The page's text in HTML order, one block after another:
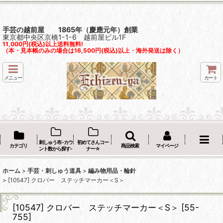
手芸の越前屋 1865年（慶應元年）創業
東京都中央区京橋1-1-6 越前屋ビル1F
11,000円(税込)以上送料無料!
（本・見本帳のみの場合は16,500円(税込)以上・海外発送は除く）
メニュー カート
カテゴリ
刺しゅう布 -カウ
ント数から探す-
初めてさんコー
ナー☆
商品検索 マイページ
ホーム > 手芸・刺しゅう道具 > 編み物用品・輪針
> [10547] クロバー ステッチマーカー＜S＞
[10547] クロバー ステッチマーカー＜S＞ [55-
755]